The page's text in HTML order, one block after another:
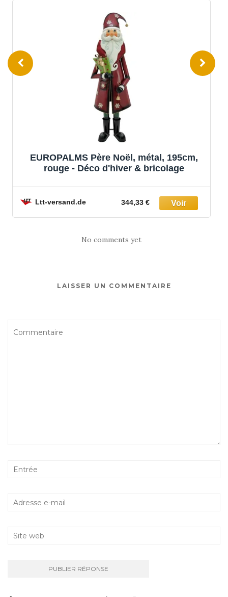
EUROPALMS Père Noël, métal, 195cm,
rouge - Déco d'hiver & bricolage
Ltt-versand.de 344,33 €
No comments yet
LAISSER UN COMMENTAIRE